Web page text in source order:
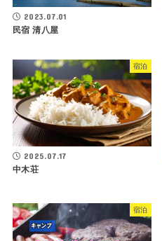
2023.07.01
民宿 清八屋
宿泊
2025.07.17
中木荘
宿泊